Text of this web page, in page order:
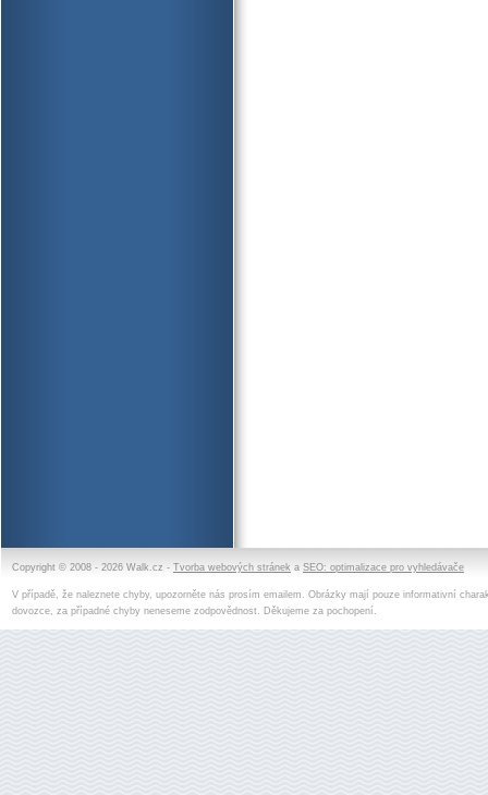
Copyright © 2008 - 2026 Walk.cz - Tvorba webových stránek a SEO: optimalizace pro vyhledávače
V případě, že naleznete chyby, upozorněte nás prosím emailem. Obrázky mají pouze informativní
dovozce, za případné chyby neneseme zodpovědnost. Děkujeme za pochopení.